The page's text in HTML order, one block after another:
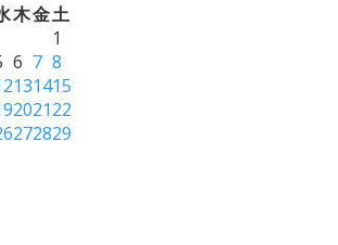
木金土
1
6 7 8
131415
202122
272829